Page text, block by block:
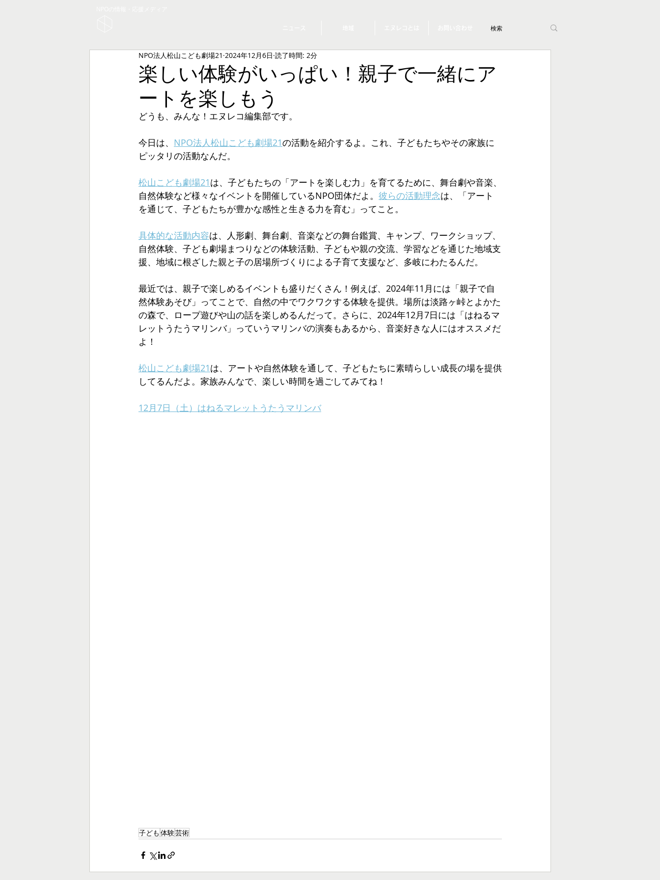
楽しい体験がいっぱい！親子で一緒にア
ートを楽しもう
NPO法人松山こども劇場21 2024年12月6日 読了時間: 2分
どうも、みんな！エヌレコ編集部です。
今日は、 NPO法人松山こども劇場21の活動を紹介するよ。これ、子どもたちやその家族に
ピッタリの活動なんだ。
松山こども劇場21は、子どもたちの「アートを楽しむ力」を育てるために、舞台劇や音楽、
自然体験など様々なイベントを開催しているNPO団体だよ。 彼らの活動理念は、「アート
を通じて、子どもたちが豊かな感性と生きる力を育む」ってこと。
具体的な活動内容は、人形劇、舞台劇、音楽などの舞台鑑賞、キャンプ、ワークショップ、
自然体験、子ども劇場まつりなどの体験活動、子どもや親の交流、学習などを通じた地域支
援、地域に根ざした親と子の居場所づくりによる子育て支援など、多岐にわたるんだ。
最近では、親子で楽しめるイベントも盛りだくさん！例えば、2024年11月には「親子で自
然体験あそび」ってことで、自然の中でワクワクする体験を提供。場所は淡路ヶ峠とよかた
の森で、ロープ遊びや山の話を楽しめるんだって。さらに、2024年12月7日には「はねるマ
レットうたうマリンバ」っていうマリンバの演奏もあるから、音楽好きな人にはオススメだ
よ！
松山こども劇場21は、アートや自然体験を通して、子どもたちに素晴らしい成長の場を提供
してるんだよ。家族みんなで、楽しい時間を過ごしてみてね！
12月7日（土）はねるマレットうたうマリンバ
子ども 体験芸術